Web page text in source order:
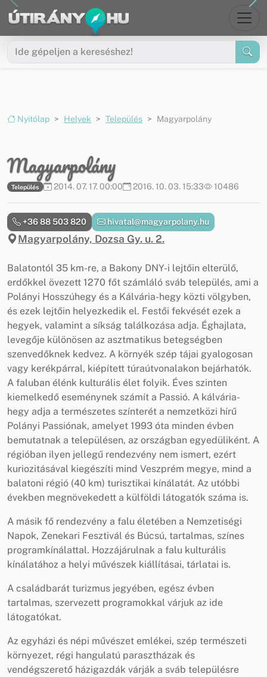
Ugrás a menüre
Ugrás a tartalomra
Nyitólap Helyek Település Magyarpolány
Magyarpolány
Település 2014. 07. 17. 00:00 2016. 10. 03. 15:33 10486
Magyarpolány, Dozsa Gy. u. 2.
+36 88 503 820 hivatal@magyarpolany.hu
Balatontól 35 km-re, a Bakony DNY-i lejtőin elterülő,
erdőkkel övezett 1270 főt számláló sváb település, ami a
Polányi Hosszúhegy és a Kálvária-hegy közti völgyben,
és ezek lejtőin helyezkedik el. Festői fekvését ezek a
hegyek, valamint a síkság találkozása adja. Éghajlata,
levegője különösen az asztmatikus betegségben
szenvedőknek kedvez. A környék szép tájai gyalogosan
vagy kerékpárral, kiépített túraútvonalakon bejárhatók.
A faluban élénk kulturális élet folyik. Éves szinten
kiemelkedő eseménynek számít a Passió. A kálvária-
hegy adja a természetes színterét a nemzetközi hírű
Polányi Passiónak, amelyet 1993 óta minden évben
bemutatnak a településen, az országban egyedüliként. A
régióban ilyen jellegű rendezvény nem ismert, ezért
kuriozitásával kiegészíti mind Veszprém megye, mind a
balatoni régió (40 km) turisztikai kínálatát. Az utóbbi
években megnövekedett a külföldi látogatók száma is.
A másik fő rendezvény a falu életében a Nemzetiségi
Napok, Zenekari Fesztivál és Búcsú, tartalmas, színes
programkínálattal. Hozzájárulnak a falu kulturális
kínálatához a helyi művészek kiállításai, tárlatai is.
A családbarát turizmus jegyében, egész évben
tartalmas, szervezett programokkal várjuk az ide
látogatókat.
Az egyházi és népi művészet emlékei, szép természeti
környezet, régi hangulatú parasztházak és
vendégszerető házigazdák várják a sváb településre